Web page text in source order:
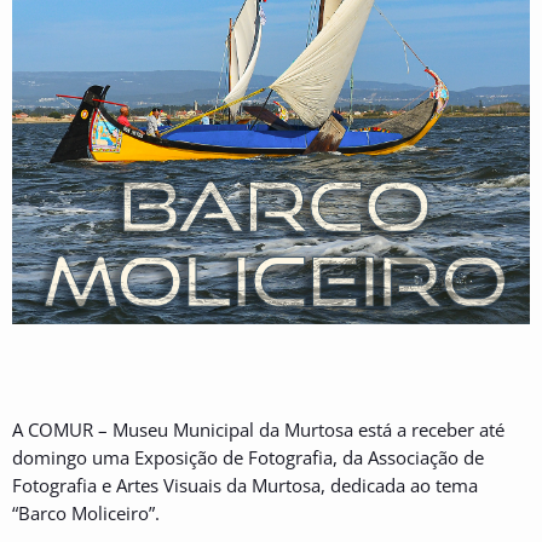
A COMUR – Museu Municipal da Murtosa está a receber até
domingo uma Exposição de Fotografia, da Associação de
Fotografia e Artes Visuais da Murtosa, dedicada ao tema
“Barco Moliceiro”.